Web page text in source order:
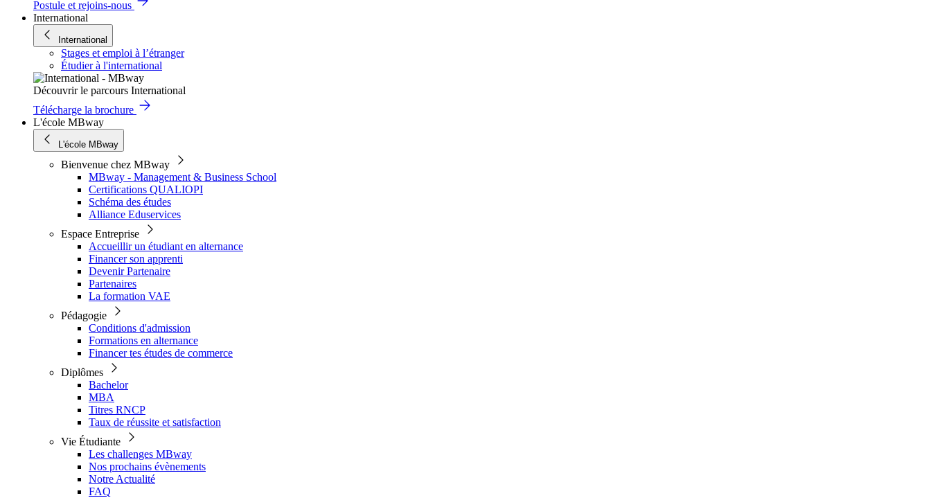
Postule et rejoins-nous
International
International
Stages et emploi à l’étranger
Étudier à l'international
Découvrir le parcours International
Télécharge la brochure
L'école MBway
L'école MBway
Bienvenue chez MBway
MBway - Management & Business School
Certifications QUALIOPI
Schéma des études
Alliance Eduservices
Espace Entreprise
Accueillir un étudiant en alternance
Financer son apprenti
Devenir Partenaire
Partenaires
La formation VAE
Pédagogie
Conditions d'admission
Formations en alternance
Financer tes études de commerce
Diplômes
Bachelor
MBA
Titres RNCP
Taux de réussite et satisfaction
Vie Étudiante
Les challenges MBway
Nos prochains évènements
Notre Actualité
FAQ